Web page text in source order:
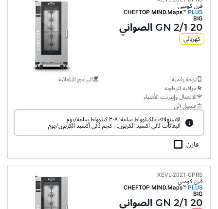
فرن كومبي
CHEFTOP MIND.Maps™ PLUS
BIG
20 GN 2/1 الصواني
كهربائي
لوحة رقمية
مراقبة الرطوبة
الاتصال وإنترنت الأشياء
غسيل آلي
البرامج التلقائية
الاستهلاك بالكيلوواط ساعة: ٣٠٨ كيلوواط ساعة/يوم
انبعاثات ثاني اكسيد الكربون: ٠ كجم ثاني أكسيد الكربون/يوم
قارن
XEVL-2021-GPRS
فرن كومبي
CHEFTOP MIND.Maps™ PLUS
BIG
20 GN 2/1 الصواني